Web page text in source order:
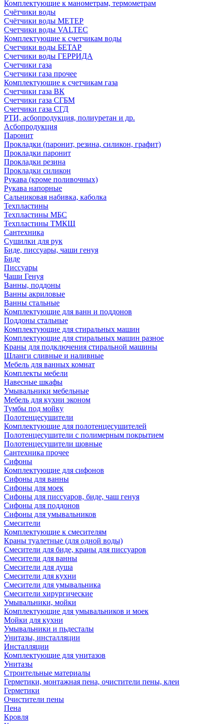
Комплектующие к манометрам, термометрам
Счётчики воды
Счётчики воды МЕТЕР
Счетчики воды VALTEC
Комплектующие к счетчикам воды
Счетчики воды БЕТАР
Счетчики воды ГЕРРИДА
Счетчики газа
Счетчики газа прочее
Комплектующие к счетчикам газа
Счетчики газа ВК
Счетчики газа СГБМ
Счетчики газа СГД
РТИ, асбопродукция, полиуретан и др.
Асбопродукция
Паронит
Прокладки (паронит, резина, силикон, графит)
Прокладки паронит
Прокладки резина
Прокладки силикон
Рукава (кроме поливочных)
Рукава напорные
Сальниковая набивка, каболка
Техпластины
Техпластины МБС
Техпластины ТМКЩ
Сантехника
Сушилки для рук
Биде, писсуары, чаши генуя
Биде
Писсуары
Чаши Генуя
Ванны, поддоны
Ванны акриловые
Ванны стальные
Комплектующие для ванн и поддонов
Поддоны стальные
Комплектующие для стиральных машин
Комплектующие для стиральных машин разное
Краны для подключения стиральной машины
Шланги сливные и наливные
Мебель для ванных комнат
Комплекты мебели
Навесные шкафы
Умывальники мебельные
Мебель для кухни эконом
Тумбы под мойку
Полотенцесушители
Комплектующие для полотенцесушителей
Полотенцесушители с полимерным покрытием
Полотенцесушители шовные
Сантехника прочее
Сифоны
Комплектующие для сифонов
Сифоны для ванны
Сифоны для моек
Сифоны для писсуаров, биде, чаш генуя
Сифоны для поддонов
Сифоны для умывальников
Смесители
Комплектующие к смесителям
Краны туалетные (для одной воды)
Смесители для биде, краны для писсуаров
Смесители для ванны
Смесители для душа
Смесители для кухни
Смесители для умывальника
Смесители хирургические
Умывальники, мойки
Комплектующие для умывальников и моек
Мойки для кухни
Умывальники и пьдесталы
Унитазы, инсталляции
Инсталляции
Комплектующие для унитазов
Унитазы
Строительные материалы
Герметики, монтажная пена, очистители пены, клеи
Герметики
Очистители пены
Пена
Кровля